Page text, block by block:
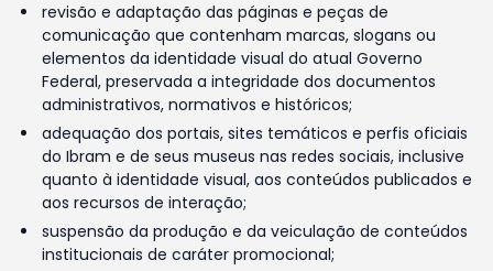
revisão e adaptação das páginas e peças de
comunicação que contenham marcas, slogans ou
elementos da identidade visual do atual Governo
Federal, preservada a integridade dos documentos
administrativos, normativos e históricos;
adequação dos portais, sites temáticos e perfis oficiais
do Ibram e de seus museus nas redes sociais, inclusive
quanto à identidade visual, aos conteúdos publicados e
aos recursos de interação;
suspensão da produção e da veiculação de conteúdos
institucionais de caráter promocional;